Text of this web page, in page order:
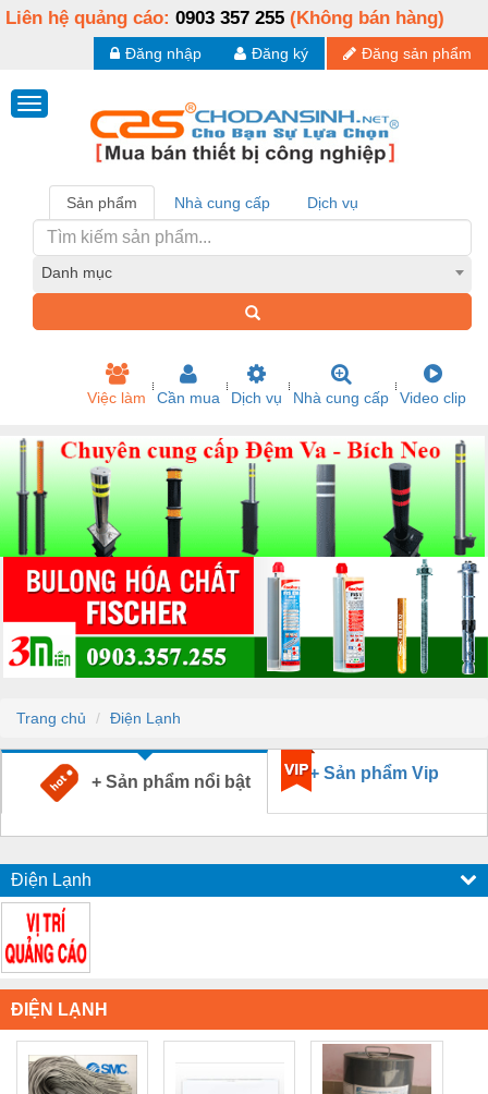
Liên hệ quảng cáo: 0903 357 255 (Không bán hàng)
Đăng sản phẩm
Đăng ký
Đăng nhập
Sản phẩm Nhà cung cấp Dịch vụ
Danh mục
Việc làm Cần mua Dịch vụ Nhà cung cấp Video clip
Trang chủ Điện Lạnh
+ Sản phẩm nổi bật + Sản phẩm Vip
Điện Lạnh
ĐIỆN LẠNH